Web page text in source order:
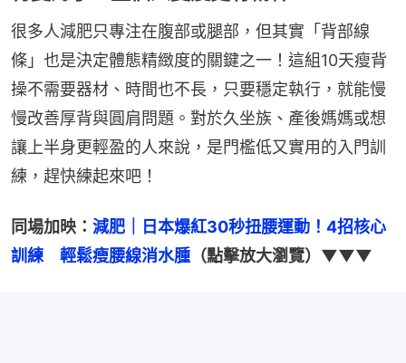
很多人減肥只專注在腹部或腿部，但其實「背部線
條」也是決定體態精緻度的關鍵之一！這組10天瘦背
操不需要器材、時間也不長，只要穩定執行，就能慢
慢改善厚背與圓肩問題。對於久坐族、產後媽媽或想
讓上半身更輕盈的人來說，是門檻低又實用的入門訓
練，趕快練起來吧！
同場加映： 減肥｜日本爆紅30秒扭腰運動！4招核心
訓練　輕鬆瘦腰線消水腫 （點擊放大瀏覽）▼▼▼